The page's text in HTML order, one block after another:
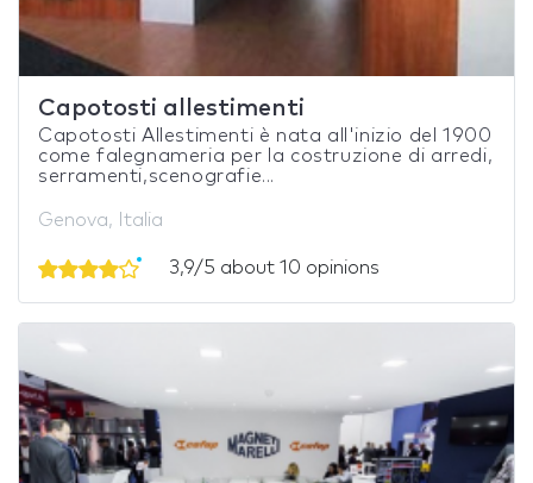
Capotosti allestimenti
Capotosti Allestimenti è nata all'inizio del 1900
come falegnameria per la costruzione di arredi,
serramenti,scenografie...
Genova, Italia
3,9/5 about 10 opinions